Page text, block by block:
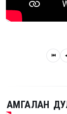
⏮
АМГАЛАН